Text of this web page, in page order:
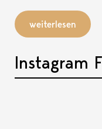
weiterlesen
Instagram
Akkordeon öffnen,